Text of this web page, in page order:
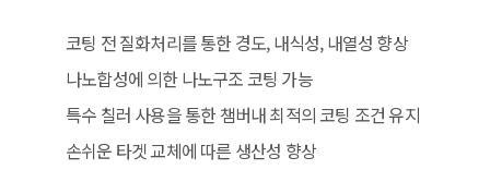
코팅 전 질화처리를 통한 경도, 내식성, 내열성 향상
나노합성에 의한 나노구조 코팅 가능
특수 칠러 사용을 통한 챔버내 최적의 코팅 조건 유지
손쉬운 타겟 교체에 따른 생산성 향상